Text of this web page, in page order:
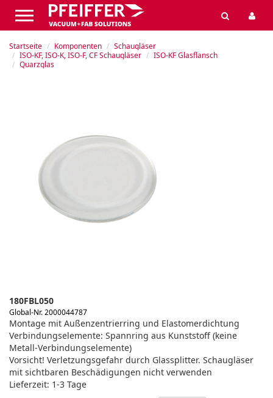
Startseite Komponenten
Schaugläser
ISO-KF, ISO-K, ISO-F, CF Schaugläser
ISO-KF Glasflansch
Quarzglas
180FBL050
Global-Nr. 2000044787
Montage mit Außenzentrierring und Elastomerdichtung
Verbindungselemente: Spannring aus Kunststoff (keine
Metall-Verbindungselemente)
Vorsicht! Verletzungsgefahr durch Glassplitter. Schaugläser
mit sichtbaren Beschädigungen nicht verwenden
Lieferzeit: 1-3 Tage